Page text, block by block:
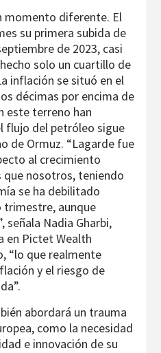
momento diferente. El
su primera subida de
de 2023, casi
solo un cuartillo de
inflación se situó en el
décimas por encima de
este terreno han
flujo del petróleo sigue
de Ormuz. “Lagarde fue
al crecimiento
que nosotros, teniendo
se ha debilitado
trimestre, aunque
señala Nadia Gharbi,
en Pictet Wealth
“lo que realmente
y el riesgo de
abordará un trauma
como la necesidad
e innovación de su